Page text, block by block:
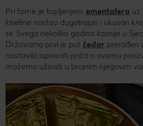
Pri tome je topljenjem ementalera uz
kiseline nastao dugotrajan i ukusan
sir. Svega nekoliko godina kasnije u
Državama prvi je put čedar prerađen
nastavila ispisivati priča o ovomu
možemo uživati u brojnim njegovim